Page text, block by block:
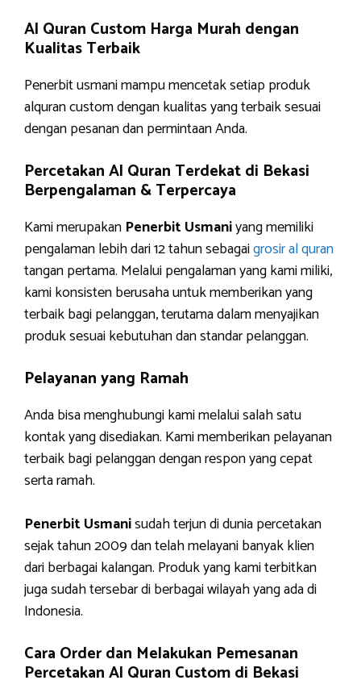
Al Quran Custom Harga Murah dengan
Kualitas Terbaik
Penerbit usmani mampu mencetak setiap produk
alquran custom dengan kualitas yang terbaik sesuai
dengan pesanan dan permintaan Anda.
Percetakan Al Quran Terdekat di Bekasi
Berpengalaman & Terpercaya
Kami merupakan Penerbit Usmaniyang memiliki
pengalaman lebih dari 12 tahun sebagaigrosir al quran
tangan pertama. Melalui pengalaman yang kami miliki,
kami konsisten berusaha untuk memberikan yang
terbaik bagi pelanggan, terutama dalam menyajikan
produk sesuai kebutuhan dan standar pelanggan.
Pelayanan yang Ramah
Anda bisa menghubungi kami melalui salah satu
kontak yang disediakan. Kami memberikan pelayanan
terbaik bagi pelanggan dengan respon yang cepat
serta ramah.
Penerbit Usmanisudah terjun di dunia percetakan
sejak tahun 2009 dan telah melayani banyak klien
dari berbagai kalangan. Produk yang kami terbitkan
juga sudah tersebar di berbagai wilayah yang ada di
Indonesia.
Cara Order dan Melakukan Pemesanan
Percetakan Al Quran Custom di Bekasi